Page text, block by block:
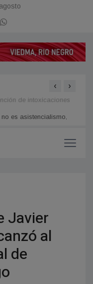
de intoxicaciones
‹ ›
Javier
al
de